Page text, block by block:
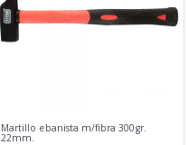
Martillo ebanista m/fibra 300gr.
22mm.